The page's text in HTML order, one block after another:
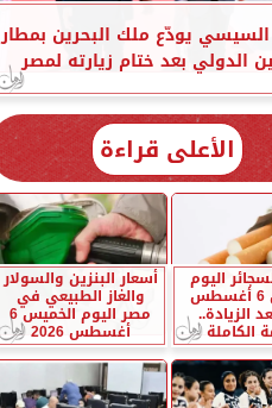
يودّع ملك البحرين بمطار
الدولي بعد ختام زيارته لمصر
الأعلى قراءة
اليوم
الخميس 6 أغسطس
بعد الزيادة..
الكاملة
أسعار البنزين والسولار
والغاز الطبيعي في
مصر اليوم الخميس 6
أغسطس 2026